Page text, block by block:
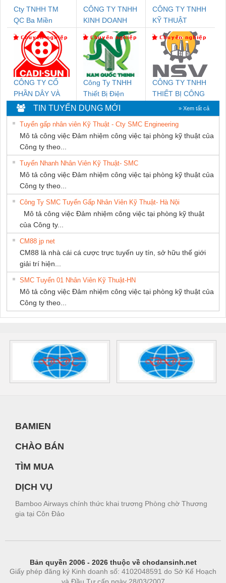
Cty TNHH TM
QC Ba Miền
CÔNG TY TNHH
KINH DOANH
DỊCH VỤ XNK
PHƯƠNG NAM
CÔNG TY TNHH
KỸ THUẬT
KTECH VIỆT
NAM
CÔNG TY CỔ
PHẦN DÂY VÀ
CÁP ĐIỆN
THƯỢNG ĐÌNH
Công Ty TNHH
Thiết Bị Điện
Nam Quốc Thịnh
CÔNG TY TNHH
THIẾT BỊ CÔNG
NGHIỆP NIHON
SETSUBI VIỆT
NAM
TIN TUYỂN DỤNG MỚI » Xem tất cả
Tuyển gấp nhân viên Kỹ Thuật - Cty SMC Engineering
Mô tả công việc Đảm nhiệm công việc tại phòng kỹ thuật của
Công ty theo...
Tuyển Nhanh Nhân Viên Kỹ Thuật- SMC
Mô tả công việc Đảm nhiệm công việc tại phòng kỹ thuật của
Công ty theo...
Công Ty SMC Tuyển Gấp Nhân Viên Kỹ Thuật- Hà Nội
Mô tả công việc Đảm nhiệm công việc tại phòng kỹ thuật
của Công ty...
CM88 jp net
CM88 là nhà cái cá cược trực tuyến uy tín, sở hữu thế giới
giải trí hiện...
SMC Tuyển 01 Nhân Viên Kỹ Thuật-HN
Mô tả công việc Đảm nhiệm công việc tại phòng kỹ thuật của
Công ty theo...
BAMIEN
CHÀO BÁN
TÌM MUA
DỊCH VỤ
Bamboo Airways chính thức khai trương Phòng chờ Thương
gia tại Côn Đảo
Bản quyền 2006 - 2026 thuộc về chodansinh.net
Giấy phép đăng ký Kinh doanh số: 4102048591 do Sở Kế Hoạch
và Đầu Tư cấp ngày 28/03/2007